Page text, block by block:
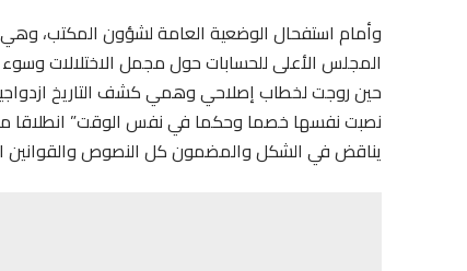
وأمام استفحال الوضعية العامة لشؤون المكتب، وهي
المجلس الأعلى للحسابات حول مجمل الاختلالات
حين روجت لخطاب إصلاحي وهمي كشف التاريخ
نصبت نفسها خصما وحكما في نفس الوقت” انطلاقا
يناقض في الشكل والمضمون كل النصوص والقوانين